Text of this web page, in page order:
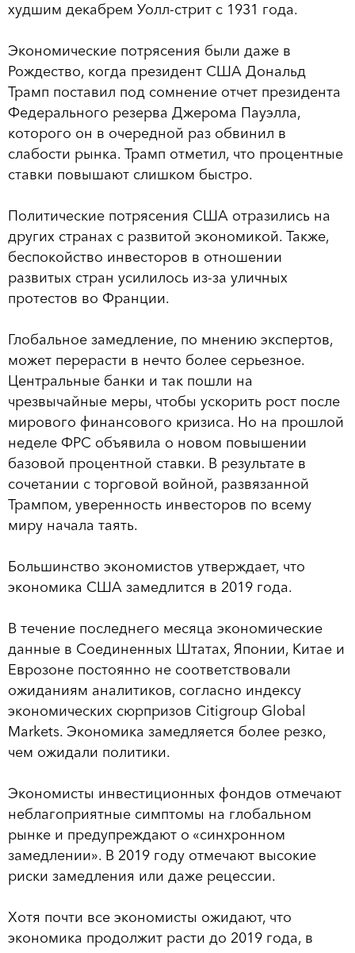
худшим декабрем Уолл-стрит с 1931 года.
Экономические потрясения были даже в
Рождество, когда президент США Дональд
Трамп поставил под сомнение отчет президента
Федерального резерва Джерома Пауэлла,
которого он в очередной раз обвинил в
слабости рынка. Трамп отметил, что процентные
ставки повышают слишком быстро.
Политические потрясения США отразились на
других странах с развитой экономикой. Также,
беспокойство инвесторов в отношении
развитых стран усилилось из-за уличных
протестов во Франции.
Глобальное замедление, по мнению экспертов,
может перерасти в нечто более серьезное.
Центральные банки и так пошли на
чрезвычайные меры, чтобы ускорить рост после
мирового финансового кризиса. Но на прошлой
неделе ФРС объявила о новом повышении
базовой процентной ставки. В результате в
сочетании с торговой войной, развязанной
Трампом, уверенность инвесторов по всему
миру начала таять.
Большинство экономистов утверждает, что
экономика США замедлится в 2019 года.
В течение последнего месяца экономические
данные в Соединенных Штатах, Японии, Китае и
Еврозоне постоянно не соответствовали
ожиданиям аналитиков, согласно индексу
экономических сюрпризов Citigroup Global
Markets. Экономика замедляется более резко,
чем ожидали политики.
Экономисты инвестиционных фондов отмечают
неблагоприятные симптомы на глобальном
рынке и предупреждают о «синхронном
замедлении». В 2019 году отмечают высокие
риски замедления или даже рецессии.
Хотя почти все экономисты ожидают, что
экономика продолжит расти до 2019 года, в